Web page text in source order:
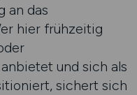
an das
hier frühzeitig
und sich als
sichert sich